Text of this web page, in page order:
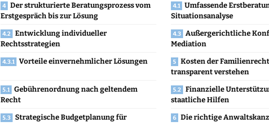
Der strukturierte Beratungsprozess vom
Erstgespräch bis zur Lösung
Umfassende
Situationsanalyse
Entwicklung individueller
Rechtsstrategien
Außergerichtliche
Mediation
Vorteile einvernehmlicher Lösungen
Kosten der
transparent verstehen
Gebührenordnung nach geltendem
Recht
Finanzielle
staatliche Hilfen
Strategische Budgetplanung für
Die richtige